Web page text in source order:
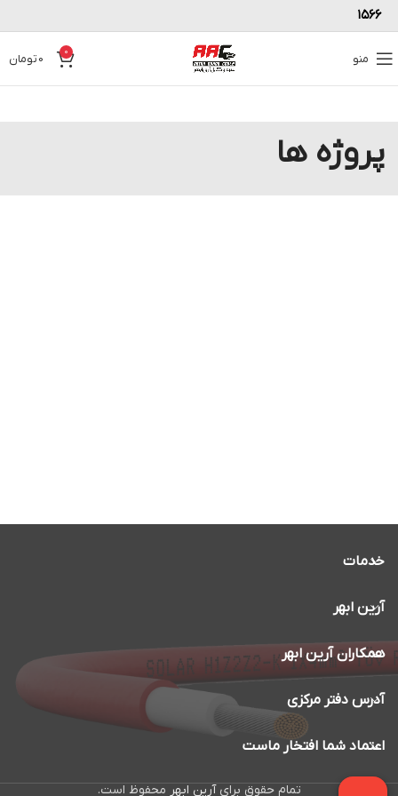
۱۵۶۶
منو 0
0تومان
پروژه ها
خدمات
آرین ابهر
همکاران آرین ابهر
آدرس دفتر مرکزی
اعتماد شما افتخار ماست
تمام حقوق برایآرین ابهر محفوظ است.